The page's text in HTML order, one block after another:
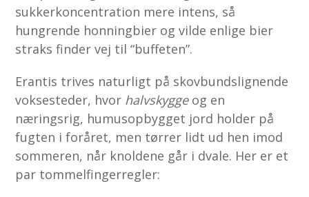
sukkerkoncentration mere intens, så
hungrende honningbier og vilde enlige bier
straks finder vej til “buffeten”.
Erantis trives naturligt på skovbundslignende
voksesteder, hvor halvskyggeog en
næringsrig, humusopbygget jord holder på
fugten i foråret, men tørrer lidt ud hen imod
sommeren, når knoldene går i dvale. Her er et
par tommelfingerregler: